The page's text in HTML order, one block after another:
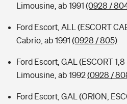
Limousine, ab 1991 (0928 /
Ford Escort, ALL (ESCORT
Cabrio, ab 1991 (0928 / 805)
Ford Escort, GAL (ESCORT
Limousine, ab 1992(0928 /
Ford Escort, GAL (ORION,